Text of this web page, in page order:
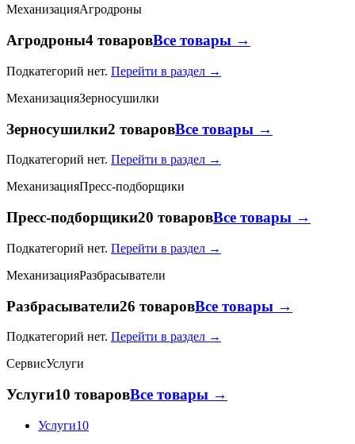
МеханизацияАгродроны
Агродроны4 товаровВсе товары →
Подкатегорий нет. Перейти в раздел →
МеханизацияЗерносушилки
Зерносушилки2 товаровВсе товары →
Подкатегорий нет. Перейти в раздел →
МеханизацияПресс-подборщики
Пресс-подборщики20 товаровВсе товары →
Подкатегорий нет. Перейти в раздел →
МеханизацияРазбрасыватели
Разбрасыватели26 товаровВсе товары →
Подкатегорий нет. Перейти в раздел →
СервисУслуги
Услуги10 товаровВсе товары →
Услуги10